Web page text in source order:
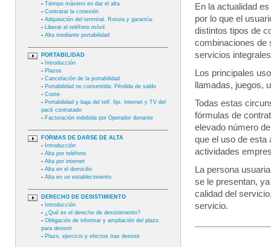
- Tiempo máximo en dar el alta
- Contratar la conexión
- Adquisición del terminal. Rotura y garantía.
- Liberar el teléfono móvil
- Alta mediante portabilidad
PORTABILIDAD
- Introducción
- Plazos
- Cancelación de la portabilidad
- Portabilidad no consentida: Pérdida de saldo
- Coste
- Portabilidad y baja del telf. fijo, internet y TV del
pack contratado
- Facturación indebida por Operador donante
FORMAS DE DARSE DE ALTA
- Introducción
- Alta por teléfono
- Alta por internet
- Alta en el domicilio
- Alta en un establecimiento
DERECHO DE DESISTIMIENTO
- Introducción
- ¿Qué es el derecho de desistimiento?
- Obligación de informar y ampliación del plazo
para desistir
- Plazo, ejercicio y efectos tras desistir
En la actualidad
por lo que el
distintos tipos de
combinaciones de
servicios
Los principales
llamadas, juegos,
Todas estas
fórmulas de
elevado número
que el uso de esta
actividades
La persona
se le presentan,
calidad del
servicio.